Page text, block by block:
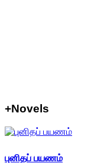
+Novels
புனிதப் பயணம்